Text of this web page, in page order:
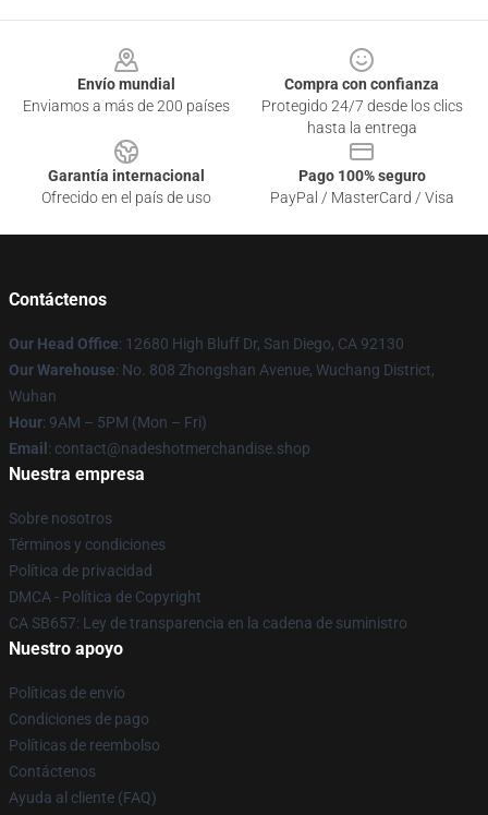
Envío mundial
Enviamos a más de 200 países
Compra con confianza
Protegido 24/7 desde los clics
hasta la entrega
Garantía internacional
Ofrecido en el país de uso
Pago 100% seguro
PayPal / MasterCard / Visa
Contáctenos
Our Head Office: 12680 High Bluff Dr, San Diego, CA 92130
Our Warehouse: No. 808 Zhongshan Avenue, Wuchang District,
Wuhan
Hour: 9AM – 5PM (Mon – Fri)
Email : contact@nadeshotmerchandise.shop
Nuestra empresa
Sobre nosotros
Términos y condiciones
Política de privacidad
DMCA - Política de Copyright
CA SB657: Ley de transparencia en la cadena de suministro
Nuestro apoyo
Políticas de envío
Condiciones de pago
Políticas de reembolso
Contáctenos
Ayuda al cliente (FAQ)